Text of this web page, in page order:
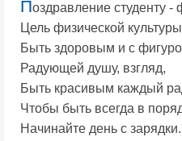
Поздравление студенту -
Цель физической
Быть здоровым и с
Радующей душу, взгляд,
Быть красивым каждый
Чтобы быть всегда в
Начинайте день с зарядки.